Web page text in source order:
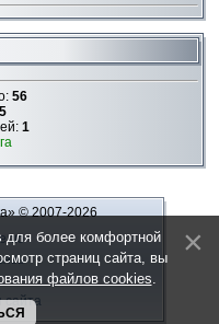
56
1
© 2007-2026
сайта
для более комфортной
страниц сайта, вы
файлов cookies.